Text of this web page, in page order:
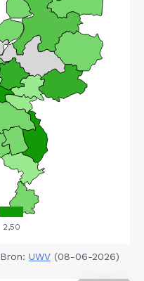
Bron: UWV (08-06-2026)